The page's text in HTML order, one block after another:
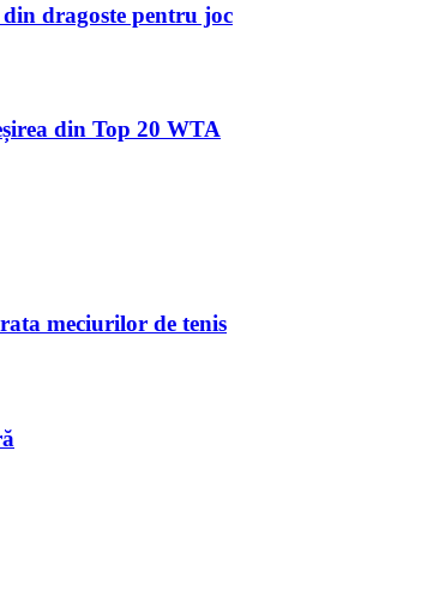
dragoste pentru joc
din Top 20 WTA
meciurilor de tenis